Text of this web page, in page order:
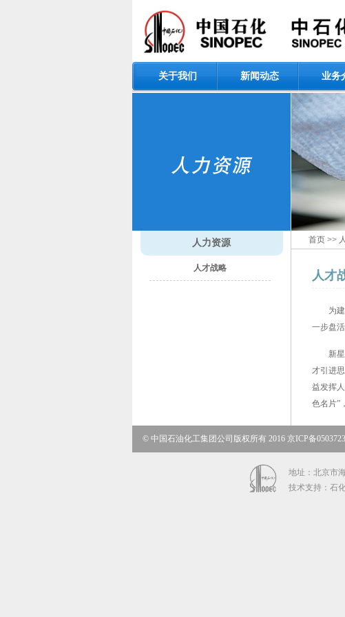
关于我们 新闻动态 业务
人力资源
人才战略
首页 >>
人才
为
一步盘
新
才引进
益发挥
色名片”
© 中国石油化工集团公司版权所有 2016 京ICP备
地址：北京市
技术支持：石